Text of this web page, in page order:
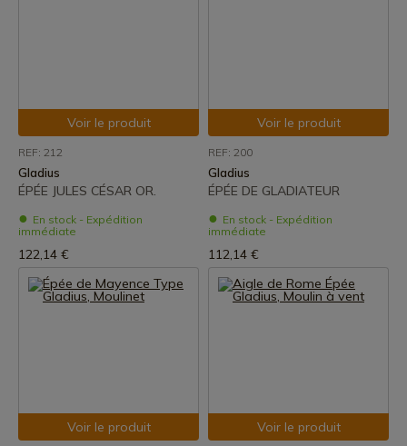
Voir le produit
REF: 212
Gladius
ÉPÉE JULES CÉSAR OR.
En stock - Expédition
immédiate
122,14 €
Voir le produit
REF: 200
Gladius
ÉPÉE DE GLADIATEUR
En stock - Expédition
immédiate
112,14 €
Voir le produit Voir le produit